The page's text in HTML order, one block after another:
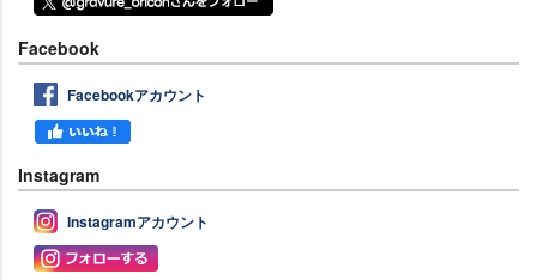
Facebook
Facebookアカウント
Instagram
Instagramアカウント